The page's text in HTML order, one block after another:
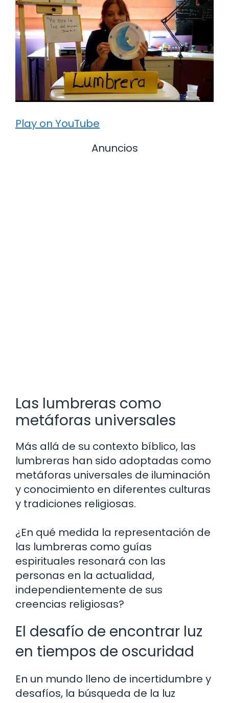
Play on YouTube
Anuncios
Las lumbreras como
metáforas universales
Más allá de su contexto bíblico, las
lumbreras han sido adoptadas como
metáforas universales de iluminación
y conocimiento en diferentes culturas
y tradiciones religiosas.
¿En qué medida la representación de
las lumbreras como guías
espirituales resonará con las
personas en la actualidad,
independientemente de sus
creencias religiosas?
El desafío de encontrar luz
en tiempos de oscuridad
En un mundo lleno de incertidumbre y
desafíos, la búsqueda de la luz